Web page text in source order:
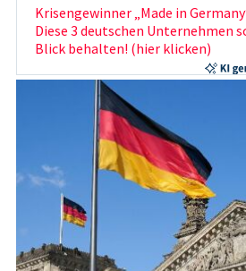
Krisengewinner „Made in
Diese 3 deutschen Unternehmen
Blick behalten! (hier klicken)